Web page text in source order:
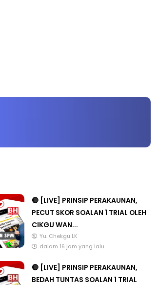
🔴 [LIVE] PRINSIP PERAKAUNAN,
PECUT SKOR SOALAN 1 TRIAL OLEH
CIKGU WAN...
Yu. Chekgu LK
dalam 16 jam yang lalu
🔴 [LIVE] PRINSIP PERAKAUNAN,
BEDAH TUNTAS SOALAN 1 TRIAL
#ALLINONE #141 #...